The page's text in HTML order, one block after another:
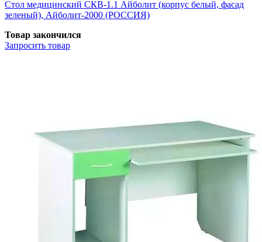
Стол медицинский СКВ-1.1 Айболит (корпус белый, фасад
зеленый), Айболит-2000 (РОССИЯ)
Товар закончился
Запросить товар